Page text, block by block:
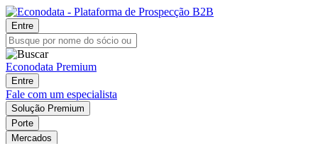
Entre
Econodata Premium
Entre
Fale com um especialista
Solução Premium
Porte
Mercados